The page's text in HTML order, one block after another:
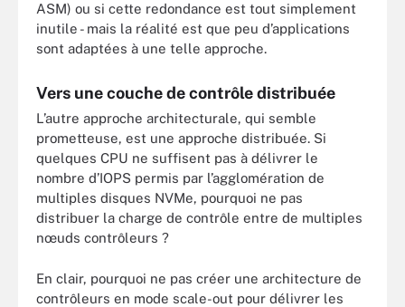
ASM) ou si cette redondance est tout simplement
inutile - mais la réalité est que peu d’applications
sont adaptées à une telle approche.
Vers une couche de contrôle distribuée
L’autre approche architecturale, qui semble
prometteuse, est une approche distribuée. Si
quelques CPU ne suffisent pas à délivrer le
nombre d’IOPS permis par l’agglomération de
multiples disques NVMe, pourquoi ne pas
distribuer la charge de contrôle entre de multiples
nœuds contrôleurs ?
En clair, pourquoi ne pas créer une architecture de
contrôleurs en mode scale-out pour délivrer les